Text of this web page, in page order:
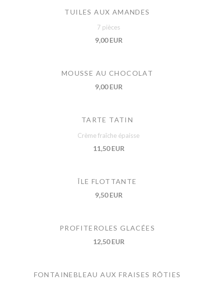
TUILES AUX AMANDES
7 pièces
9,00 EUR
MOUSSE AU CHOCOLAT
9,00 EUR
TARTE TATIN
Crème fraîche épaisse
11,50 EUR
ÎLE FLOTTANTE
9,50 EUR
PROFITEROLES GLACÉES
12,50 EUR
FONTAINEBLEAU AUX FRAISES RÔTIES